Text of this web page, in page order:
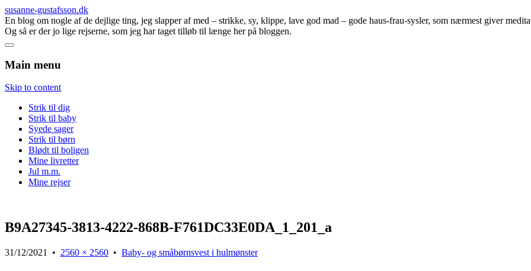
susanne-gustafsson.dk
En blog om nogle af de dejlige ting, jeg slapper af med – strikke, sy, klippe, lave god mad – gode haus-frau-sysler, som nærmest giver
Og så er der jo lige rejserne, som jeg har taget tilløb til længe her på bloggen.
Main menu
Skip to content
Strik til dig
Strik til baby
Syede sager
Strik til børn
Blødt til boligen
Mine livretter
Jul m.m.
Mine rejser
B9A27345-3813-4222-868B-F761DC33E0DA_1_201_a
31/12/2021 • 2560 × 2560 • Baby- og småbørnsvest i hulmønster